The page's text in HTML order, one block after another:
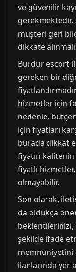
ve güvenilir
gerekmektedir.
müşteri geri
dikkate
Burdur escort
gereken bir
hizmetler için
nedenle,
için fiyatları
burada dikkat
fiyatın kalitenin
fiyatlı
olmayabilir.
Son olarak,
da oldukça
beklentilerinizi,
şekilde ifade
memnuniyetini
ilanlarında yer